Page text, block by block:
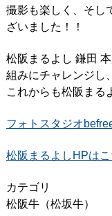
撮影も楽しく、そし
ざいました！！
松阪まるよし 鎌田
組みにチャレンジし
これからも松阪まる
フォトスタジオ
松阪まるよしHPはこ
カテゴリ
松阪牛（松坂牛）